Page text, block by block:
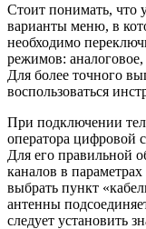
Стоит понимать, что
варианты меню, в
необходимо
режимов:
Для более точного
воспользоваться
При подключении
оператора цифровой
Для его правильной
каналов в
выбрать пункт
антенны
следует установить